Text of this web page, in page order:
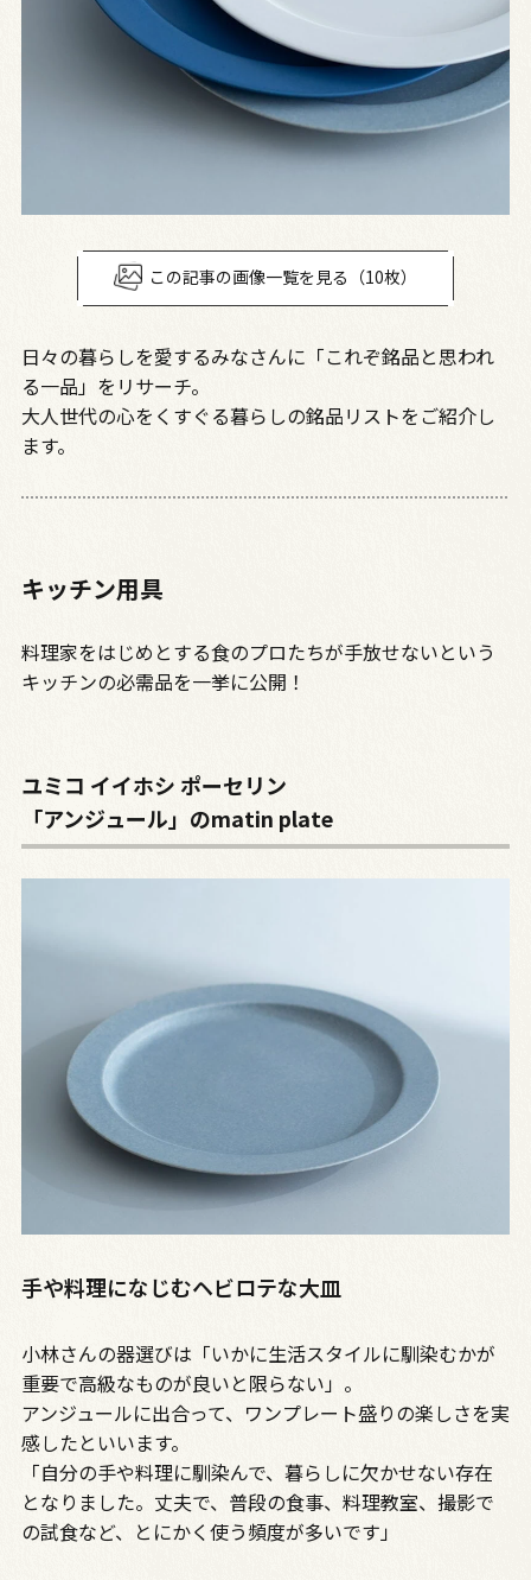
この記事の画像一覧を見る（10枚）
日々の暮らしを愛するみなさんに「これぞ銘品と思われ
る一品」をリサーチ。
大人世代の心をくすぐる暮らしの銘品リストをご紹介し
ます。
キッチン用具
料理家をはじめとする食のプロたちが手放せないという
キッチンの必需品を一挙に公開！
ユミコ イイホシ ポーセリン
「アンジュール」のmatin plate
手や料理になじむヘビロテな大皿
小林さんの器選びは「いかに生活スタイルに馴染むかが
重要で高級なものが良いと限らない」。
アンジュールに出合って、ワンプレート盛りの楽しさを実
感したといいます。
「自分の手や料理に馴染んで、暮らしに欠かせない存在
となりました。丈夫で、普段の食事、料理教室、撮影で
の試食など、とにかく使う頻度が多いです」